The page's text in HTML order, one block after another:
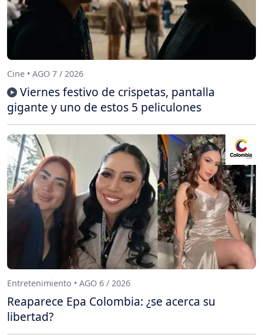
Cine • AGO 7 / 2026
Viernes festivo de crispetas, pantalla
gigante y uno de estos 5 peliculones
Entretenimiento • AGO 6 / 2026
Reaparece Epa Colombia: ¿se acerca su
libertad?